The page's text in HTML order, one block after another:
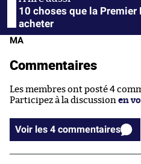
10 choses que la Premier
acheter
MA
Commentaires
Les membres ont posté 4
Participez à la discussion en
Voir les 4 commentaires